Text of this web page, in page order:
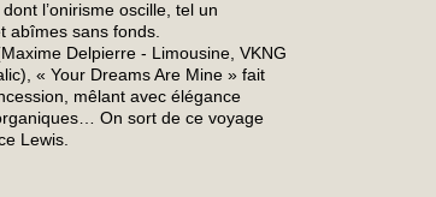
l’onirisme oscille, tel un
abîmes sans fonds.
Delpierre - Limousine, VKNG
« Your Dreams Are Mine » fait
mêlant avec élégance
On sort de ce voyage
Lewis.